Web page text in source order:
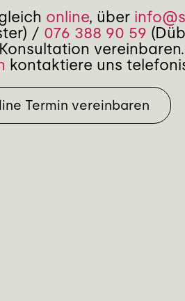
online, über
/ 076 388 90 59
kontaktiere uns
Termin vereinbaren